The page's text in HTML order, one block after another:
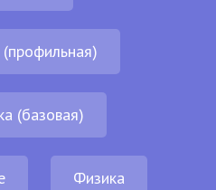
(базовая)
Физика